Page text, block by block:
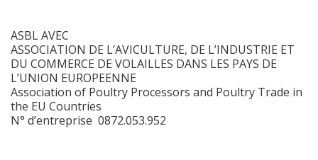
ASBL AVEC
ASSOCIATION DE L’AVICULTURE, DE L’INDUSTRIE ET
DU COMMERCE DE VOLAILLES DANS LES PAYS DE
L’UNION EUROPEENNE
Association of Poultry Processors and Poultry Trade in
the EU Countries
N° d’entreprise 0872.053.952